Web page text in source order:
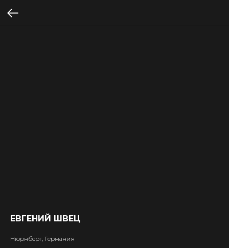
ЕВГЕНИЙ ШВЕЦ
Нюрнберг, Германия